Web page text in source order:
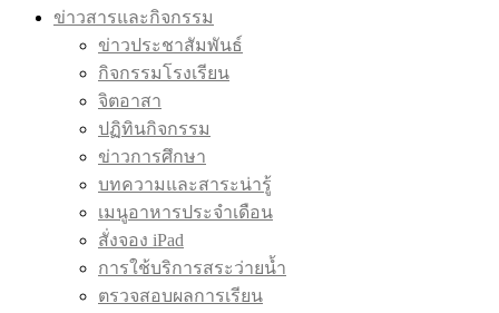
ข่าวสารและกิจกรรม
ข่าวประชาสัมพันธ์
กิจกรรมโรงเรียน
จิตอาสา
ปฏิทินกิจกรรม
ข่าวการศึกษา
บทความและสาระน่ารู้
เมนูอาหารประจำเดือน
สั่งจอง iPad
การใช้บริการสระว่ายน้ำ
ตรวจสอบผลการเรียน